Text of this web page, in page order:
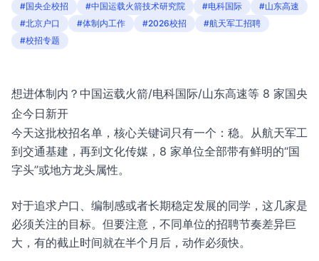
#国央企校招 #中国运载火箭技术研究院 #电科国际
#山东高速
#北京户口
#体制内工作 #2026校招
#航天军工招聘
#校招专题
想进体制内？中国运载火箭/电科国际/山东高速等 8 家国央
企今日新开
今天这批校招名单，核心关键词只有一个：稳。从航天军工
到交通基建，再到文化传媒，8 家单位全部带有鲜明的“国
字头”或地方龙头属性。
对于追求户口、编制感或者长期稳定发展的同学，这几家是
必须关注的目标。但要注意，不同单位的招聘节奏差异巨
大，有的截止时间就在半个月后，动作必须快。